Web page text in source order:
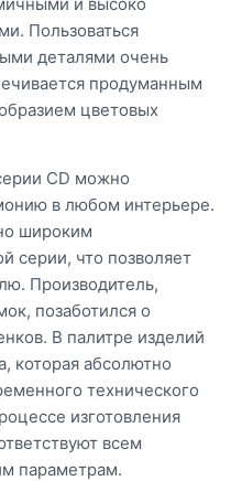
Пользоваться
деталями очень
продуманным
цветовых
CD можно
в любом интерьере.
широким
серии, что позволяет
Производитель,
позаботился о
В палитре изделий
которая абсолютно
технического
изготовления
всем
параметрам.